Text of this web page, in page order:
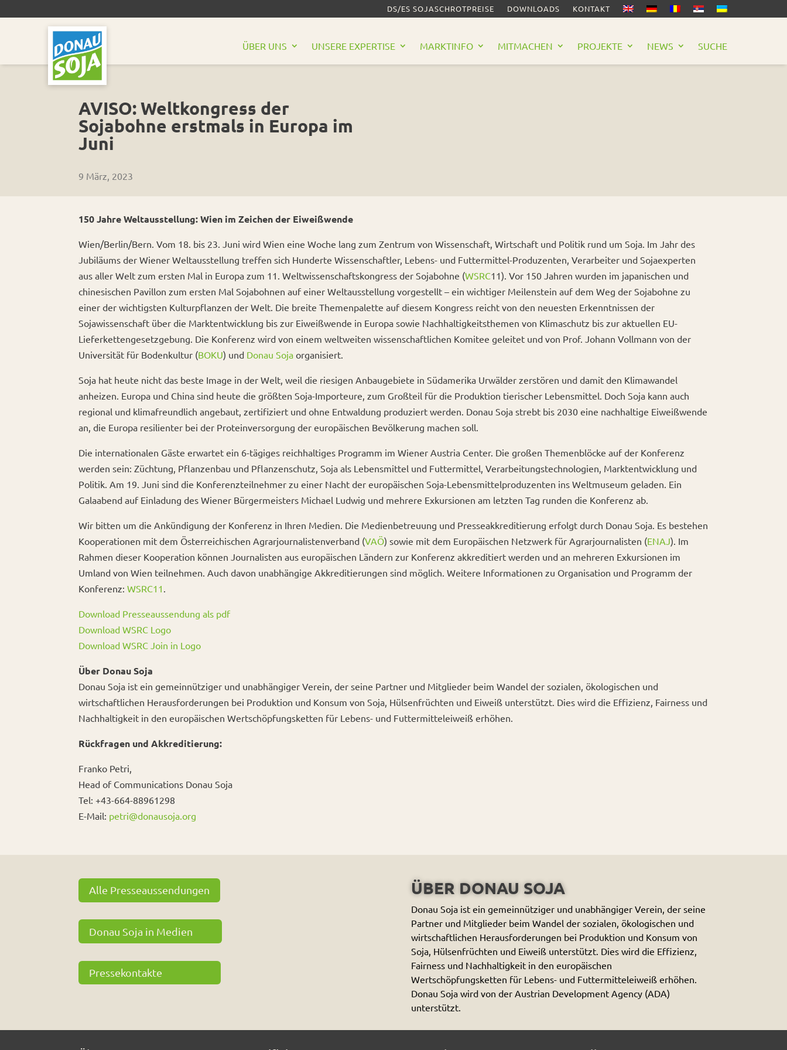
DS/ES SOJASCHROTPREISE DOWNLOADS KONTAKT
ÜBER UNS UNSERE EXPERTISE MARKTINFO MITMACHEN PROJEKTE NEWS SUCHE
AVISO: Weltkongress der
Sojabohne erstmals in Europa im
Juni
9 März, 2023
150 Jahre Weltausstellung: Wien im Zeichen der Eiweißwende
Wien/Berlin/Bern. Vom 18. bis 23. Juni wird Wien eine Woche lang zum Zentrum von Wissenschaft, Wirtschaft und Politik rund um Soja. Im Jahr des
Jubiläums der Wiener Weltausstellung treffen sich Hunderte Wissenschaftler, Lebens- und Futtermittel-Produzenten, Verarbeiter und Sojaexperten
aus aller Welt zum ersten Mal in Europa zum 11. Weltwissenschaftskongress der Sojabohne (WSRC11). Vor 150 Jahren wurden im japanischen und
chinesischen Pavillon zum ersten Mal Sojabohnen auf einer Weltausstellung vorgestellt – ein wichtiger Meilenstein auf dem Weg der Sojabohne zu
einer der wichtigsten Kulturpflanzen der Welt. Die breite Themenpalette auf diesem Kongress reicht von den neuesten Erkenntnissen der
Sojawissenschaft über die Marktentwicklung bis zur Eiweißwende in Europa sowie Nachhaltigkeitsthemen von Klimaschutz bis zur aktuellen EU-
Lieferkettengesetzgebung. Die Konferenz wird von einem weltweiten wissenschaftlichen Komitee geleitet und von Prof. Johann Vollmann von der
Universität für Bodenkultur (BOKU) und Donau Soja organisiert.
Soja hat heute nicht das beste Image in der Welt, weil die riesigen Anbaugebiete in Südamerika Urwälder zerstören und damit den Klimawandel
anheizen. Europa und China sind heute die größten Soja-Importeure, zum Großteil für die Produktion tierischer Lebensmittel. Doch Soja kann auch
regional und klimafreundlich angebaut, zertifiziert und ohne Entwaldung produziert werden. Donau Soja strebt bis 2030 eine nachhaltige Eiweißwende
an, die Europa resilienter bei der Proteinversorgung der europäischen Bevölkerung machen soll.
Die internationalen Gäste erwartet ein 6-tägiges reichhaltiges Programm im Wiener Austria Center. Die großen Themenblöcke auf der Konferenz
werden sein: Züchtung, Pflanzenbau und Pflanzenschutz, Soja als Lebensmittel und Futtermittel, Verarbeitungstechnologien, Marktentwicklung und
Politik. Am 19. Juni sind die Konferenzteilnehmer zu einer Nacht der europäischen Soja-Lebensmittelproduzenten ins Weltmuseum geladen. Ein
Galaabend auf Einladung des Wiener Bürgermeisters Michael Ludwig und mehrere Exkursionen am letzten Tag runden die Konferenz ab.
Wir bitten um die Ankündigung der Konferenz in Ihren Medien. Die Medienbetreuung und Presseakkreditierung erfolgt durch Donau Soja. Es bestehen
Kooperationen mit dem Österreichischen Agrarjournalistenverband (VAÖ) sowie mit dem Europäischen Netzwerk für Agrarjournalisten (ENAJ). Im
Rahmen dieser Kooperation können Journalisten aus europäischen Ländern zur Konferenz akkreditiert werden und an mehreren Exkursionen im
Umland von Wien teilnehmen. Auch davon unabhängige Akkreditierungen sind möglich. Weitere Informationen zu Organisation und Programm der
Konferenz:WSRC11 .
Download Presseaussendung als pdf
Download WSRC Logo
Download WSRC Join in Logo
Über Donau Soja
Donau Soja ist ein gemeinnütziger und unabhängiger Verein, der seine Partner und Mitglieder beim Wandel der sozialen, ökologischen und
wirtschaftlichen Herausforderungen bei Produktion und Konsum von Soja, Hülsenfrüchten und Eiweiß unterstützt. Dies wird die Effizienz, Fairness und
Nachhaltigkeit in den europäischen Wertschöpfungsketten für Lebens- und Futtermitteleiweiß erhöhen.
Rückfragen und Akkreditierung:
Franko Petri,
Head of Communications Donau Soja
Tel: +43-664-88961298
E-Mail: petri@donausoja.org
Alle Presseaussendungen
Donau Soja in Medien
Pressekontakte
ÜBER DONAU SOJA
Donau Soja ist ein gemeinnütziger und unabhängiger Verein, der seine
Partner und Mitglieder beim Wandel der sozialen, ökologischen und
wirtschaftlichen Herausforderungen bei Produktion und Konsum von
Soja, Hülsenfrüchten und Eiweiß unterstützt. Dies wird die Effizienz,
Fairness und Nachhaltigkeit in den europäischen
Wertschöpfungsketten für Lebens- und Futtermitteleiweiß erhöhen.
Donau Soja wird von der Austrian Development Agency (ADA)
unterstützt.